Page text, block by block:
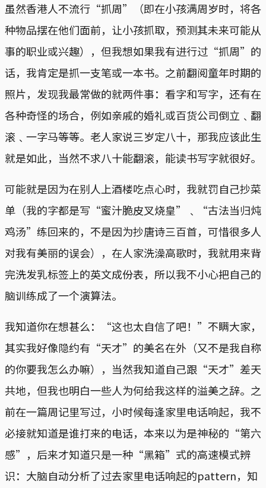
虽然香港人不流行“抓周”（即在小孩满周岁时，将各
种物品摆在他们面前，让小孩抓取，预测其未来可能从
事的职业或兴趣），但我想如果我有进行过“抓周”的
话，我肯定是抓一支笔或一本书。之前翻阅童年时期的
照片，发现我最常做的就两件事：看字和写字，还有在
各种奇怪的场合，例如亲戚的婚礼或百货公司倒立﹑翻
滚﹑一字马等等。老人家说三岁定八十，那我应该此生
就是如此，当然不求八十能翻滚，能读书写字就很好。
可能就是因为在别人上酒楼吃点心时，我就罚自己抄菜
单（我的字都是写“蜜汁脆皮叉烧皇”﹑“古法当归炖
鸡汤”练回来的，不是因为抄唐诗三百首，可惜很多人
对我有美丽的误会），在人家洗澡高歌时，我就用来背
完洗发乳标签上的英文成份表，所以我不小心把自己的
脑训练成了一个演算法。
我知道你在想甚么：“这也太自信了吧！”不瞒大家，
其实我好像隐约有“天才”的美名在外（又不是我自称
的你要我怎么办嘛），当然我知道自己跟“天才”差天
共地，但我也明白一些人为何给我这样的溢美之辞。之
前在一篇周记里写过，小时候每逢家里电话响起，我不
必接就知道是谁打来的电话，本来以为是神秘的“第六
感”，后来才知道只是一种“黑箱”式的高速模式辨
识：大脑自动分析了过去家里电话响起的pattern，知